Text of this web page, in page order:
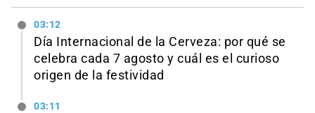
03:12
Día Internacional de la Cerveza: por qué se
celebra cada 7 agosto y cuál es el curioso
origen de la festividad
03:11